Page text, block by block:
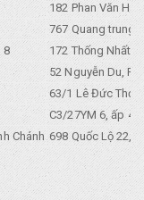
182 Phan Văn
767 Quang trung,
8
172 Thống Nhất.
52 Nguyễn Du,
63/1 Lê Đức Thọ,
C3/27YM 6, ấp 4,
Chánh 698 Quốc Lộ 22,